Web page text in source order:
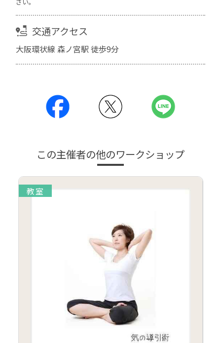
交通アクセス
大阪環状線 森ノ宮駅 徒歩9分
この主催者の他のワークショップ
教室